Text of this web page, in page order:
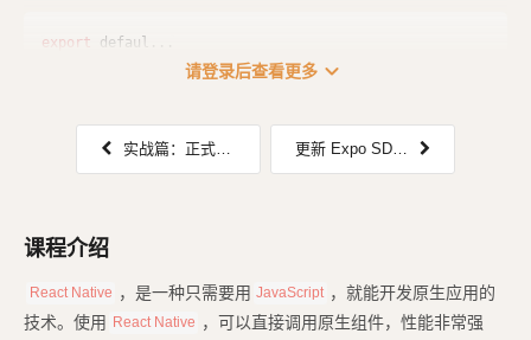
export defaul
请登录后查看更多 expand_more
课程介绍
React Native ，是一种只需要用 JavaScript ，就能开发原生应用的
技术。使用
React Native ，可以直接调用原生组件，性能非常强